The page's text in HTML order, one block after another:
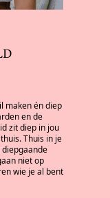
maken én diep
en de
zit diep in jou
Thuis in je
niet op
wie je al bent